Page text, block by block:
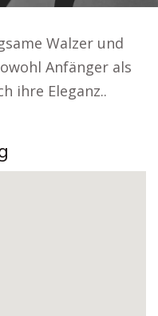
Walzer und
Anfänger als
ihre Eleganz..